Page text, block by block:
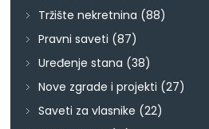
Tržište nekretnina (88)
Pravni saveti (87)
Uređenje stana (38)
Nove zgrade i projekti (27)
Saveti za vlasnike (22)